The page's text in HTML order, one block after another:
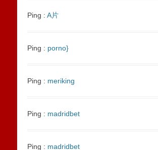
Ping : A片
Ping : porno}
Ping : meriking
Ping : madridbet
Ping : madridbet